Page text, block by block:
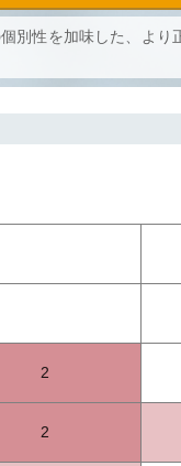
別性を加味した、より
2
2